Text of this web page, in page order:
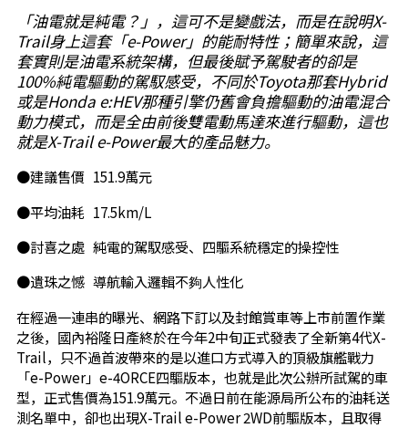
「油電就是純電？」，這可不是變戲法，而是在說明X-
Trail身上這套「e-Power」的能耐特性；簡單來說，這
套實則是油電系統架構，但最後賦予駕駛者的卻是
100%純電驅動的駕馭感受，不同於Toyota那套Hybrid
或是Honda e:HEV那種引擎仍舊會負擔驅動的油電混合
動力模式，而是全由前後雙電動馬達來進行驅動，這也
就是X-Trail e-Power最大的產品魅力。
●建議售價 151.9萬元
●平均油耗 17.5km/L
●討喜之處 純電的駕馭感受、四驅系統穩定的操控性
●遺珠之憾 導航輸入邏輯不夠人性化
在經過一連串的曝光、網路下訂以及封館賞車等上市前置作業
之後，國內裕隆日產終於在今年2中旬正式發表了全新第4代X-
Trail，只不過首波帶來的是以進口方式導入的頂級旗艦戰力
「e-Power」e-4ORCE四驅版本，也就是此次公辦所試駕的車
型，正式售價為151.9萬元。不過日前在能源局所公布的油耗送
測名單中，卻也出現X-Trail e-Power 2WD前驅版本，且取得